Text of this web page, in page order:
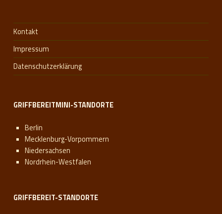
Kontakt
Impressum
Datenschutzerklärung
GRIFFBEREITMINI-STANDORTE
Berlin
Mecklenburg-Vorpommern
Niedersachsen
Nordrhein-Westfalen
GRIFFBEREIT-STANDORTE